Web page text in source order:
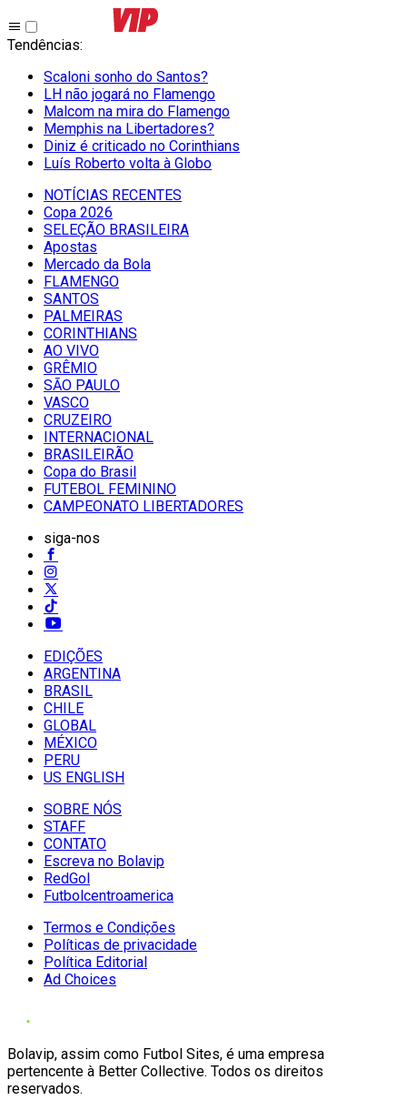
Tendências:
Scaloni sonho do Santos?
LH não jogará no Flamengo
Malcom na mira do Flamengo
Memphis na Libertadores?
Diniz é criticado no Corinthians
Luís Roberto volta à Globo
NOTÍCIAS RECENTES
Copa 2026
SELEÇÃO BRASILEIRA
Apostas
Mercado da Bola
FLAMENGO
SANTOS
PALMEIRAS
CORINTHIANS
AO VIVO
GRÊMIO
SĀO PAULO
VASCO
CRUZEIRO
INTERNACIONAL
BRASILEIRÃO
Copa do Brasil
FUTEBOL FEMININO
CAMPEONATO LIBERTADORES
siga-nos
EDIÇÕES
ARGENTINA
BRASIL
CHILE
GLOBAL
MÉXICO
PERU
US ENGLISH
SOBRE NÓS
STAFF
CONTATO
Escreva no Bolavip
RedGol
Futbolcentroamerica
Termos e Condições
Políticas de privacidade
Política Editorial
Ad Choices
Bolavip, assim como Futbol Sites, é uma empresa
pertencente à Better Collective. Todos os direitos
reservados.